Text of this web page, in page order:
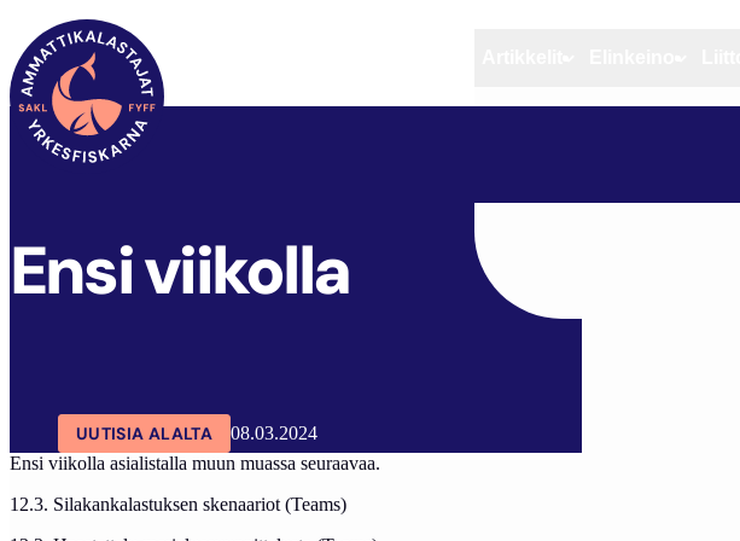
SAKL ARTIKKELIT
Ensi viikolla
UUTISIA ALALTA
08.03.2024
Ensi viikolla asialistalla muun muassa seuraavaa.
12.3. Silakankalastuksen skenaariot (Teams)